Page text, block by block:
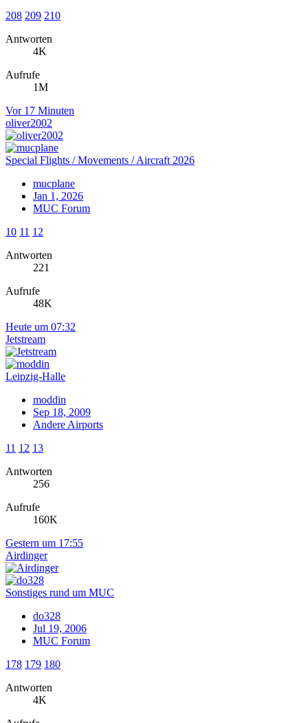
208 209 210
Antworten
4K
Aufrufe
1M
Vor 17 Minuten
oliver2002
Special Flights / Movements / Aircraft 2026
mucplane
Jan 1, 2026
MUC Forum
10 11 12
Antworten
221
Aufrufe
48K
Heute um 07:32
Jetstream
Leipzig-Halle
moddin
Sep 18, 2009
Andere Airports
11 12 13
Antworten
256
Aufrufe
160K
Gestern um 17:55
Airdinger
Sonstiges rund um MUC
do328
Jul 19, 2006
MUC Forum
178 179 180
Antworten
4K